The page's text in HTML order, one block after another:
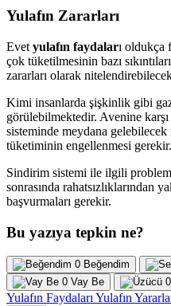
Yulafın Zararları
Evet yulafın faydaları oldukça
çok tüketilmesinin bazı
zararları olarak
Kimi insanlarda şişkinlik gibi
görülebilmektedir. Avenine
sisteminde meydana gelebilecek
tüketiminin engellenmesi gerekir.
Sindirim sistemi ile ilgili
sonrasında rahatsızlıklarından
başvurmaları gerekir.
Bu yazıya tepkin ne?
0 Beğendim
0 Vay Be 0
Yulafın Faydaları Yulafın